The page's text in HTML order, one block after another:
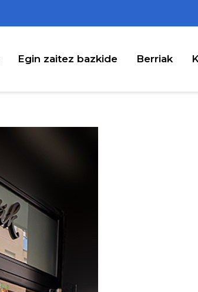
Egin zaitez bazkide Berriak